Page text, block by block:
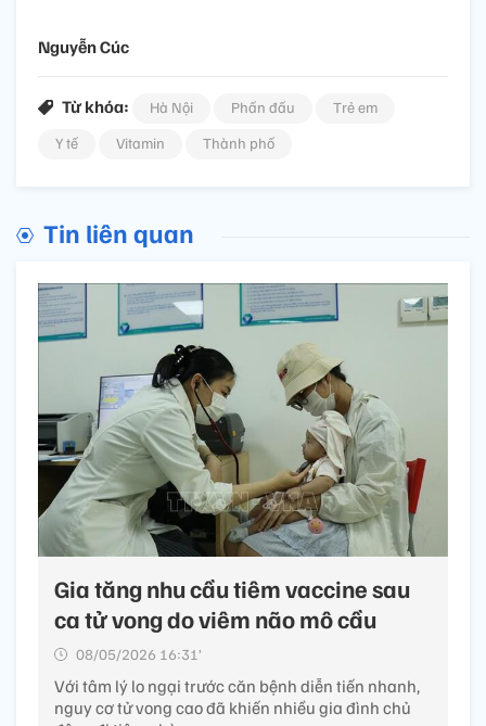
Nguyễn Cúc
Từ khóa: Hà Nội Phấn đấu
Trẻ em
Y tế
Vitamin Thành phố
Tin liên quan
Gia tăng nhu cầu tiêm vaccine sau
ca tử vong do viêm não mô cầu
08/05/2026 16:31’
Với tâm lý lo ngại trước căn bệnh diễn tiến nhanh,
nguy cơ tử vong cao đã khiến nhiều gia đình chủ